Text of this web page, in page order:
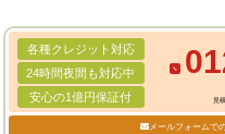
各種クレジット対応
24時間夜間も対応中
安心の1億円保証付
見
メールフォームで